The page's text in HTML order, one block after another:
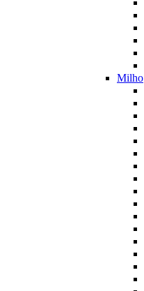
Milho